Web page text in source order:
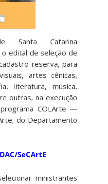
Santa Catarina
o edital de seleção de
reserva, para
artes cênicas,
literatura, música,
outras, na execução
COLArte —
do Departamento
SeCArtE
ministrantes